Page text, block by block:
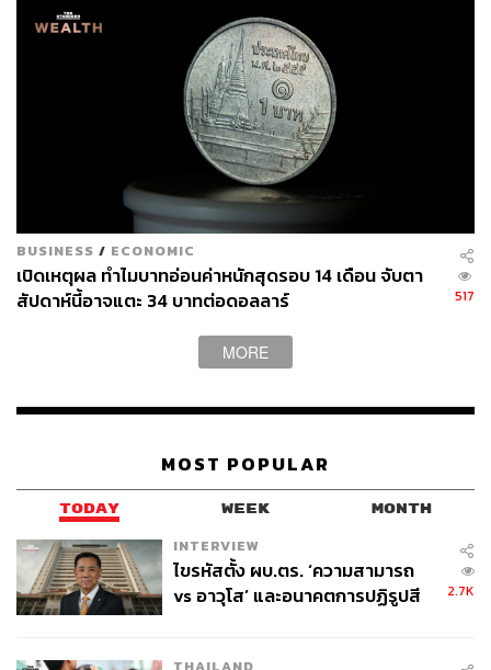
BUSINESS / ECONOMIC
เปิดเหตุผล ทำไมบาทอ่อนค่าหนักสุดรอบ 14 เดือน จับตา
สัปดาห์นี้อาจแตะ 34 บาทต่อดอลลาร์
517
MORE
MOST POPULAR
TODAY WEEK MONTH
INTERVIEW
ไขรหัสตั้ง ผบ.ตร. ‘ความสามารถ
vs อาวุโส’ และอนาคตการปฏิรูปสี
2.7K